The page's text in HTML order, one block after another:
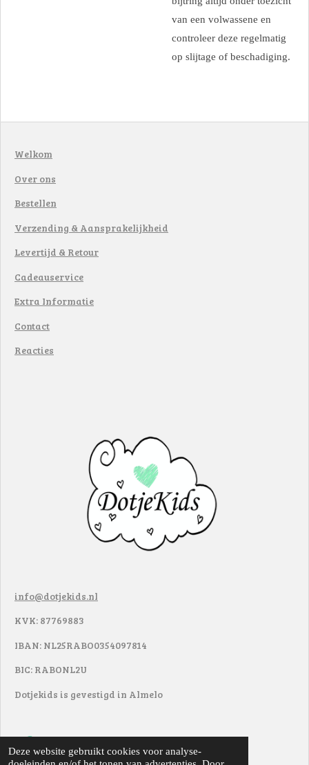
Deze website gebruikt cookies voor analyse-
van een volwassene en
controleer deze regelmatig
op slijtage of beschadiging.
Welkom
Over ons
Bestellen
Verzending & Aansprakelijkheid
Levertijd & Retour
Cadeauservice
Extra Informatie
Contact
Reacties
info@dotjekids.nl
KVK: 87769883
IBAN: NL25RABO0354097814
BIC: RABONL2U
Dotjekids is gevestigd in Almelo
F
a
I
n